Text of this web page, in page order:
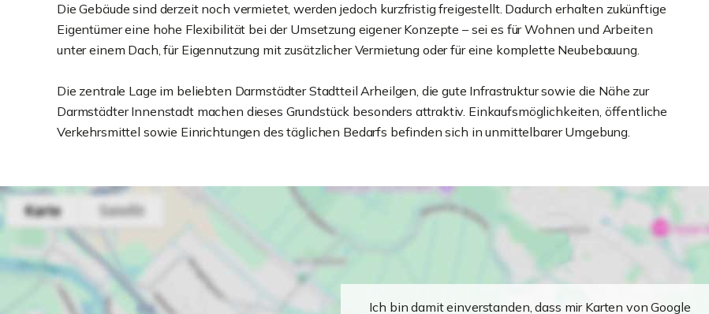
Die Gebäude sind derzeit noch vermietet, werden jedoch kurzfristig freigestellt. Dadurch erhalten zukünftige
Eigentümer eine hohe Flexibilität bei der Umsetzung eigener Konzepte – sei es für Wohnen und Arbeiten
unter einem Dach, für Eigennutzung mit zusätzlicher Vermietung oder für eine komplette Neubebauung.
Die zentrale Lage im beliebten Darmstädter Stadtteil Arheilgen, die gute Infrastruktur sowie die Nähe zur
Darmstädter Innenstadt machen dieses Grundstück besonders attraktiv. Einkaufsmöglichkeiten, öffentliche
Verkehrsmittel sowie Einrichtungen des täglichen Bedarfs befinden sich in unmittelbarer Umgebung.
Ich bin damit einverstanden, dass mir Karten von Google